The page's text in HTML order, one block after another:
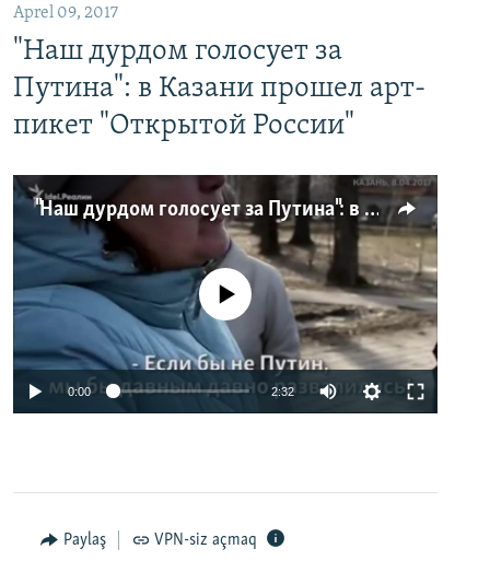
Aprel 09, 2017
"Наш дурдом голосует за
Путина": в Казани прошел арт-
пикет "Открытой России"
"Наш дурдом голосует за Путина": в Казани прошел арт-пикет "Открытой России"
No media source currently available
0:00 2:32
Paylaş VPN-siz açmaq